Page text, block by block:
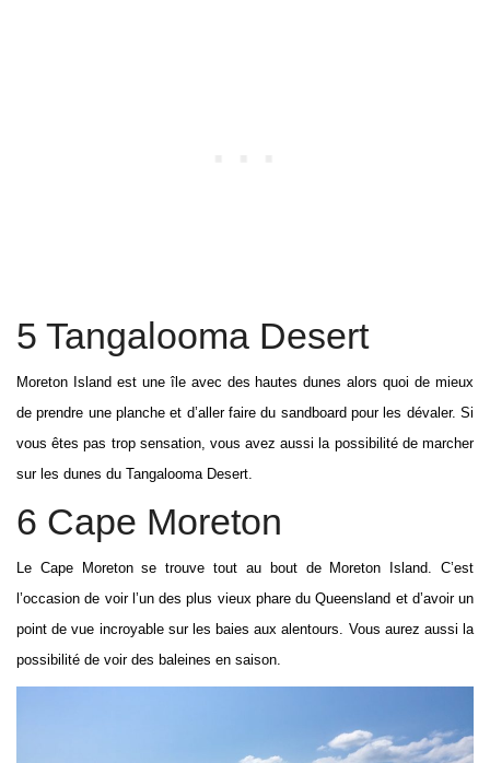
5 Tangalooma Desert
Moreton Island est une île avec des hautes dunes alors quoi de mieux
de prendre une planche et d’aller faire du sandboard pour les dévaler. Si
vous êtes pas trop sensation, vous avez aussi la possibilité de marcher
sur les dunes du Tangalooma Desert.
6 Cape Moreton
Le Cape Moreton se trouve tout au bout de Moreton Island. C’est
l’occasion de voir l’un des plus vieux phare du Queensland et d’avoir un
point de vue incroyable sur les baies aux alentours. Vous aurez aussi la
possibilité de voir des baleines en saison.